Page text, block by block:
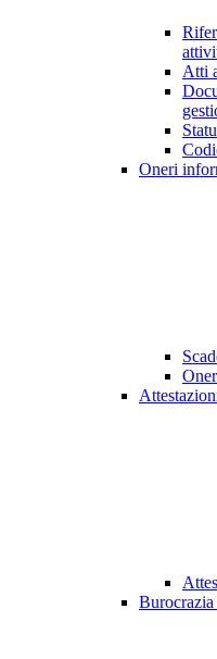
Atti
Oneri
Burocrazia